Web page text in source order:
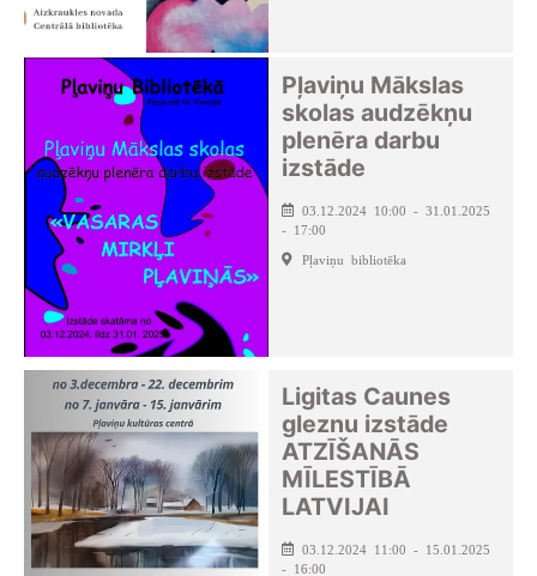
Pļaviņu Mākslas
skolas audzēkņu
plenēra darbu
izstāde
03.12.2024 10:00 - 31.01.2025
- 17:00
Pļaviņu bibliotēka
Ligitas Caunes
gleznu izstāde
ATZĪŠANĀS
MĪLESTĪBĀ
LATVIJAI
03.12.2024 11:00 - 15.01.2025
- 16:00